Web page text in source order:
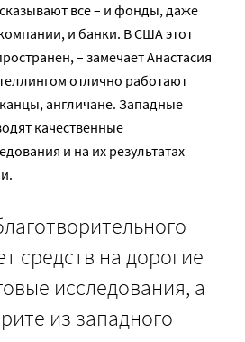
все – и фонды, даже
и банки. В США этот
– замечает Анастасия
отлично работают
англичане. Западные
качественные
и на их результатах
средств на дорогие
исследования, а
из западного